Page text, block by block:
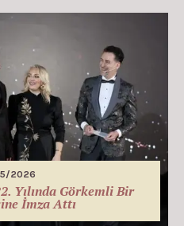
2026
Yılında Görkemli Bir
İmza Attı